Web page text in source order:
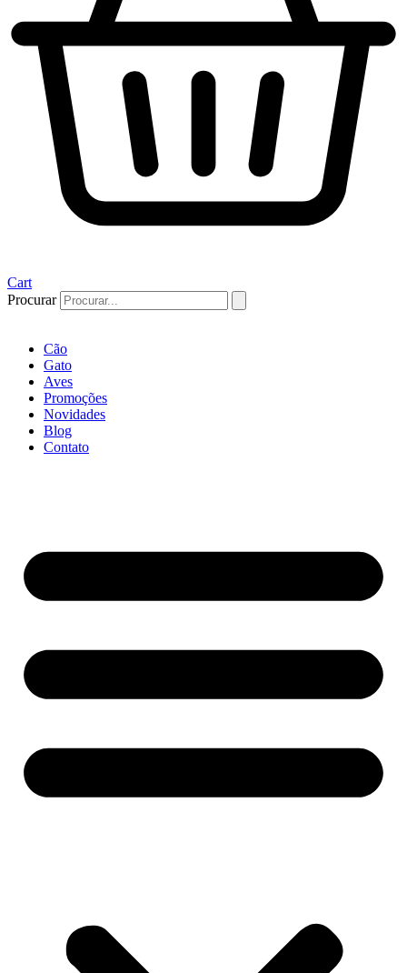
Cart
Procurar
Cão
Gato
Aves
Promoções
Novidades
Blog
Contato